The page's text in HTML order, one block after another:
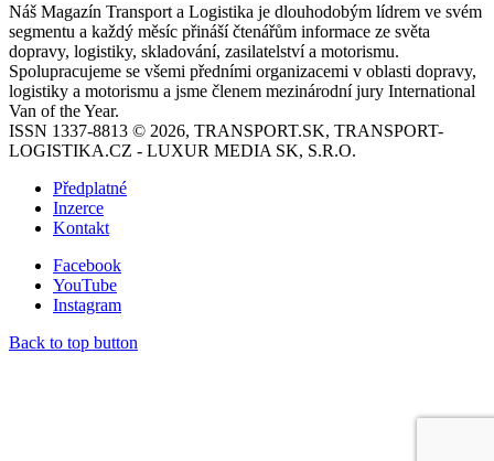
Náš Magazín Transport a Logistika je dlouhodobým lídrem ve svém
segmentu a každý měsíc přináší čtenářům informace ze světa
dopravy, logistiky, skladování, zasilatelství a motorismu.
Spolupracujeme se všemi předními organizacemi v oblasti dopravy,
logistiky a motorismu a jsme členem mezinárodní jury International
Van of the Year.
ISSN 1337-8813 © 2026, TRANSPORT.SK, TRANSPORT-
LOGISTIKA.CZ - LUXUR MEDIA SK, S.R.O.
Předplatné
Inzerce
Kontakt
Facebook
YouTube
Instagram
Back to top button